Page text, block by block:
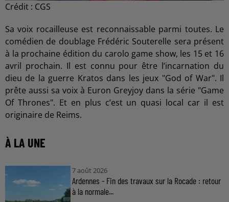
Crédit : CGS
Sa voix rocailleuse est reconnaissable parmi toutes. Le
comédien de doublage Frédéric Souterelle sera présent
à la prochaine édition du carolo game show, les 15 et 16
avril prochain. Il est connu pour être l’incarnation du
dieu de la guerre Kratos dans les jeux "God of War". Il
prête aussi sa voix à Euron Greyjoy dans la série "Game
Of Thrones". Et en plus c’est un quasi local car il est
originaire de Reims.
À LA UNE
7 août 2026
Ardennes - Fin des travaux sur la Rocade : retour
à la normale...